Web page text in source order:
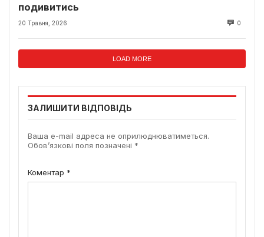
подивитись
20 Травня, 2026 0
LOAD MORE
ЗАЛИШИТИ ВІДПОВІДЬ
Ваша e-mail адреса не оприлюднюватиметься.
Обов’язкові поля позначені *
Коментар *